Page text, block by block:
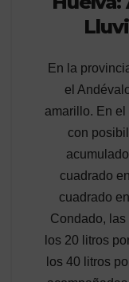
En la
el
amarillo. En
con
cuadrado
cuadrado
Condado,
los 20 litros
los 40 litros